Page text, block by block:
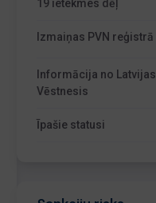
19 ietekmes dēļ
Izmaiņas PVN reģistrā
Informācija no Latvijas
Vēstnesis
Īpašie statusi